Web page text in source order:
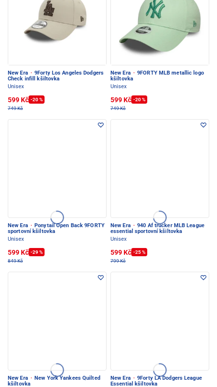
New Era · 9Forty Los Angeles Dodgers
Check infill kšiltovka
Unisex
599 Kč -20 %
749 Kč
New Era · 9FORTY MLB metallic logo
kšiltovka
Unisex
599 Kč -20 %
749 Kč
New Era · Ponytail Open Back 9FORTY
sportovní kšiltovka
Unisex
599 Kč -29 %
849 Kč
New Era · 940 Af trucker MLB League
essential sportovní kšiltovka
Unisex
599 Kč -25 %
799 Kč
New Era · New York Yankees Quilted
kšiltovka
New Era · 9Forty LA Dodgers League
Essential kšiltovka